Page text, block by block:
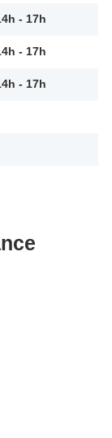
- 17h
- 17h
- 17h